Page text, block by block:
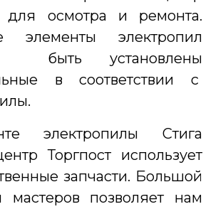
для осмотра и ремонта.
элементы электропил
быть установлены
в соответствии с
электропилы Стига
Торгпост использует
запчасти. Большой
мастеров позволяет нам